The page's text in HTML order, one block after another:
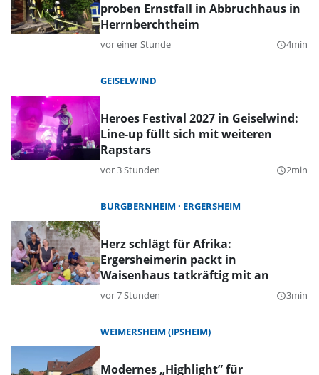
proben Ernstfall in Abbruchhaus in
Herrnberchtheim
vor einer Stunde query_builder4min
GEISELWIND
Heroes Festival 2027 in Geiselwind:
Line-up füllt sich mit weiteren
Rapstars
vor 3 Stunden query_builder2min
BURGBERNHEIM ERGERSHEIM
Herz schlägt für Afrika:
Ergersheimerin packt in
Waisenhaus tatkräftig mit an
vor 7 Stunden query_builder3min
WEIMERSHEIM (IPSHEIM)
Modernes „Highlight” für